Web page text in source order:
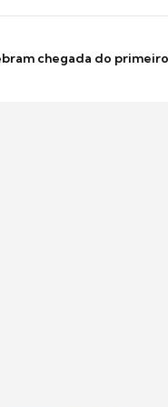
chegada do